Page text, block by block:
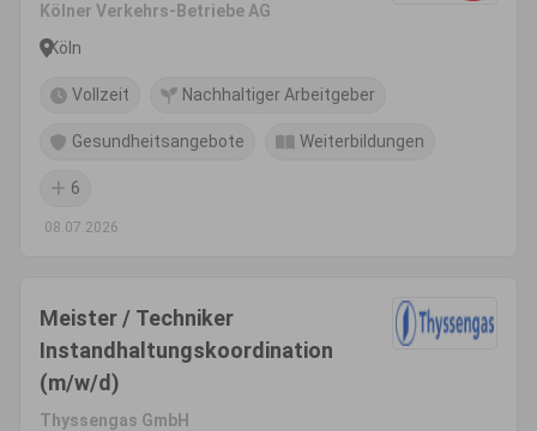
Kölner Verkehrs-Betriebe AG
Köln
Vollzeit Nachhaltiger Arbeitgeber
Gesundheitsangebote Weiterbildungen
6
08.07.2026
Meister / Techniker
Instandhaltungskoordination
(m/w/d)
Thyssengas GmbH